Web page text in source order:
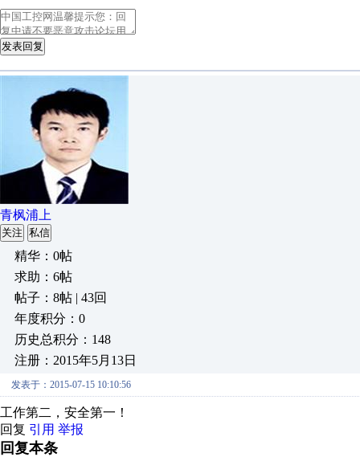
发表回复
青枫浦上
关注 私信
精华：0帖
求助：6帖
帖子：8帖 | 43回
年度积分：0
历史总积分：148
注册：2015年5月13日
发表于：2015-07-15 10:10:56
工作第二，安全第一！
回复 引用 举报
回复本条